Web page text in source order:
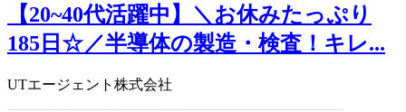
【20~40代活躍中】＼お休みたっぷり
185日☆／半導体の製造・検査！キレ...
UTエージェント株式会社